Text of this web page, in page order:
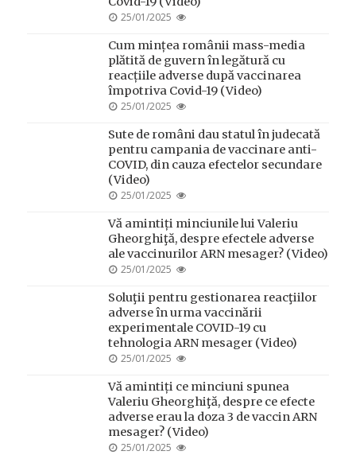
POSTED
25/01/2025
Cum mințea românii mass-media
plătită de guvern în legătură cu
reacțiile adverse după vaccinarea
împotriva Covid-19 (Video)
POSTED
25/01/2025
Sute de români dau statul în judecată
pentru campania de vaccinare anti-
COVID, din cauza efectelor secundare
(Video)
POSTED
25/01/2025
Vă amintiți minciunile lui Valeriu
Gheorghiţă, despre efectele adverse
ale vaccinurilor ARN mesager? (Video)
POSTED
25/01/2025
Soluţii pentru gestionarea reacţiilor
adverse în urma vaccinării
experimentale COVID-19 cu
tehnologia ARN mesager (Video)
POSTED
25/01/2025
Vă amintiți ce minciuni spunea
Valeriu Gheorghiţă, despre ce efecte
adverse erau la doza 3 de vaccin ARN
mesager? (Video)
POSTED
25/01/2025